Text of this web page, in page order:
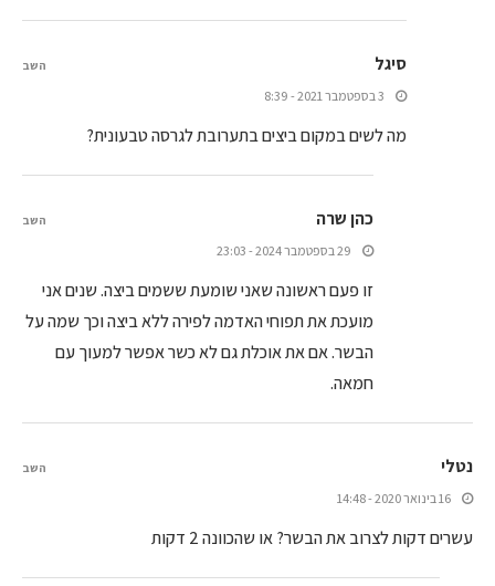
סיגל
3 בספטמבר 2021 - 8:39
מה לשים במקום ביצים בתערובת לגרסה טבעונית?
השב
כהן שרה
29 בספטמבר 2024 - 23:03
זו פעם ראשונה שאני שומעת ששמים ביצה. שנים אני
מועכת את תפוחי האדמה לפירה ללא ביצה וכך שמה על
הבשר. אם את אוכלת גם לא כשר אפשר למעוך עם
חמאה.
השב
נטלי
16 בינואר 2020 - 14:48
עשרים דקות לצרוב את הבשר? או שהכוונה 2 דקות
השב